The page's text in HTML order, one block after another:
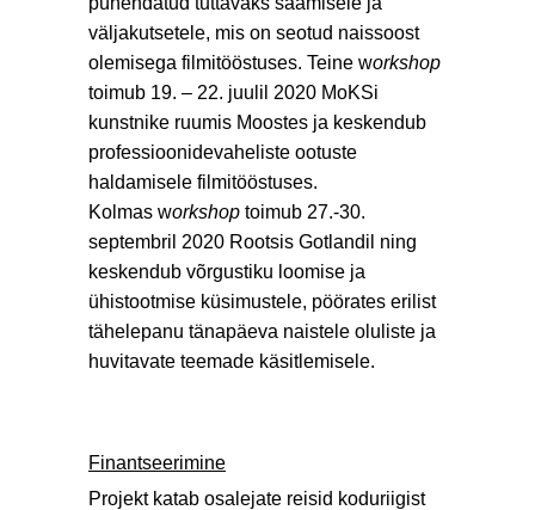
väljakutsetele, mis on seotud naissoost
olemisega filmitööstuses. Teine workshop
toimub 19. – 22. juulil 2020 MoKSi
kunstnike ruumis Moostes ja keskendub
professioonidevaheliste ootuste
haldamisele filmitööstuses.
Kolmas workshop toimub 27.-30.
septembril 2020 Rootsis Gotlandil ning
keskendub võrgustiku loomise ja
ühistootmise küsimustele, pöörates erilist
tähelepanu tänapäeva naistele oluliste ja
huvitavate teemade käsitlemisele.
Finantseerimine
Projekt katab osalejate reisid koduriigist